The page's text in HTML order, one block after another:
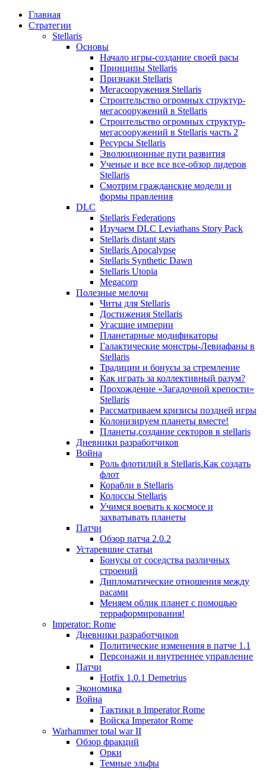
Главная
Стратегии
Stellaris
Основы
Начало игры-создание своей расы
Принципы Stellaris
Признаки Stellaris
Мегасооружения Stellaris
Строительство огромных структур-
мегасооружений в Stellaris
Строительство огромных структур-
мегасооружений в Stellaris часть 2
Ресурсы Stellaris
Эволюционные пути развития
Ученые и все все все-обзор лидеров
Stellaris
Смотрим гражданские модели и
формы правления
DLC
Stellaris Federations
Изучаем DLC Leviathans Story Pack
Stellaris distant stars
Stellaris Apocalypse
Stellaris Synthetic Dawn
Stellaris Utopia
Megacorp
Полезные мелочи
Читы для Stellaris
Достижения Stellaris
Угасшие империи
Планетарные модификаторы
Галактические монстры-Левиафаны в
Stellaris
Традиции и бонусы за стремление
Как играть за коллективный разум?
Прохождение «Загадочной крепости»
Stellaris
Рассматриваем кризисы поздней игры
Колонизируем планеты вместе!
Планеты,создание секторов в stellaris
Дневники разработчиков
Война
Роль флотилий в Stellaris.Как создать
флот
Корабли в Stellaris
Колоссы Stellaris
Учимся воевать к космосе и
захватывать планеты
Патчи
Обзор патча 2.0.2
Устаревшие статьи
Бонусы от соседства различных
строений
Дипломатические отношения между
расами
Меняем облик планет с помощью
терраформирования!
Imperator: Rome
Дневники разработчиков
Политические изменения в патче 1.1
Персонажи и внутреннее управление
Патчи
Hotfix 1.0.1 Demetrius
Экономика
Война
Тактики в Imperator Rome
Войска Imperator Rome
Warhammer total war II
Обзор фракций
Орки
Темные эльфы